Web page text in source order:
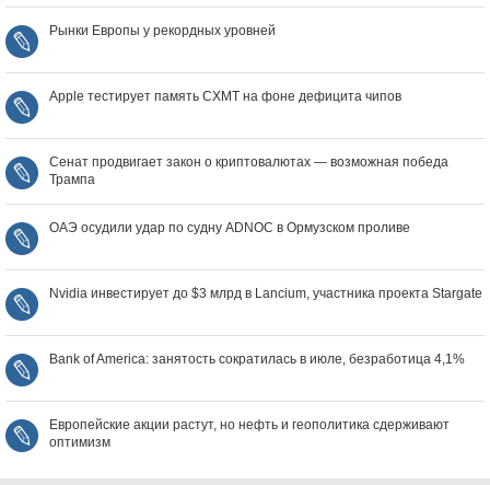
Рынки Европы у рекордных уровней
Apple тестирует память CXMT на фоне дефицита чипов
Сенат продвигает закон о криптовалютах — возможная победа
Трампа
ОАЭ осудили удар по судну ADNOC в Ормузском проливе
Nvidia инвестирует до $3 млрд в Lancium, участника проекта Stargate
Bank of America: занятость сократилась в июле, безработица 4,1%
Европейские акции растут, но нефть и геополитика сдерживают
оптимизм